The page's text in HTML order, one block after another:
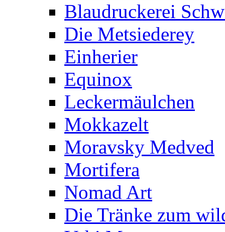
Blaudruckerei
Die Metsiederey
Einherier
Equinox
Leckermäulchen
Mokkazelt
Moravsky Medved
Mortifera
Nomad Art
Die Tränke zum